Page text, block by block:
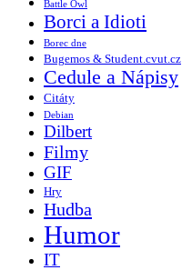
Battle Owl
Borci a Idioti
Borec dne
Bugemos & Student.cvut.cz
Cedule a Nápisy
Citáty
Debian
Dilbert
Filmy
GIF
Hry
Hudba
Humor
IT